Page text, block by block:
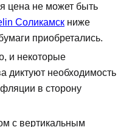
цена не может быть
Соликамск ниже
приобретались.
и некоторые
диктуют необходимость
в сторону
с вертикальным